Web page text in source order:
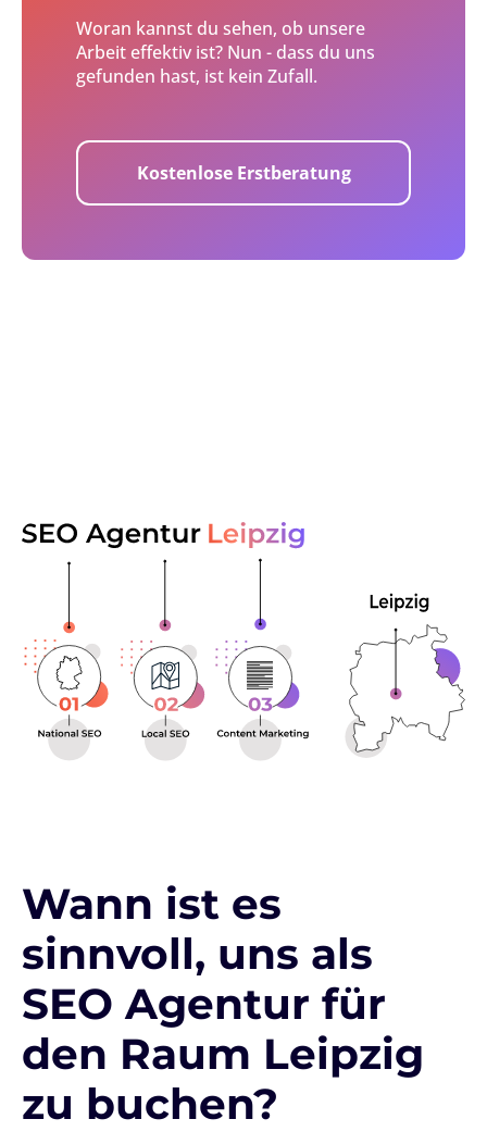
Woran kannst du sehen, ob unsere
Arbeit effektiv ist? Nun - dass du uns
gefunden hast, ist kein Zufall.
Kostenlose Erstberatung
Wann ist es
sinnvoll, uns als
SEO Agentur für
den Raum Leipzig
zu buchen?